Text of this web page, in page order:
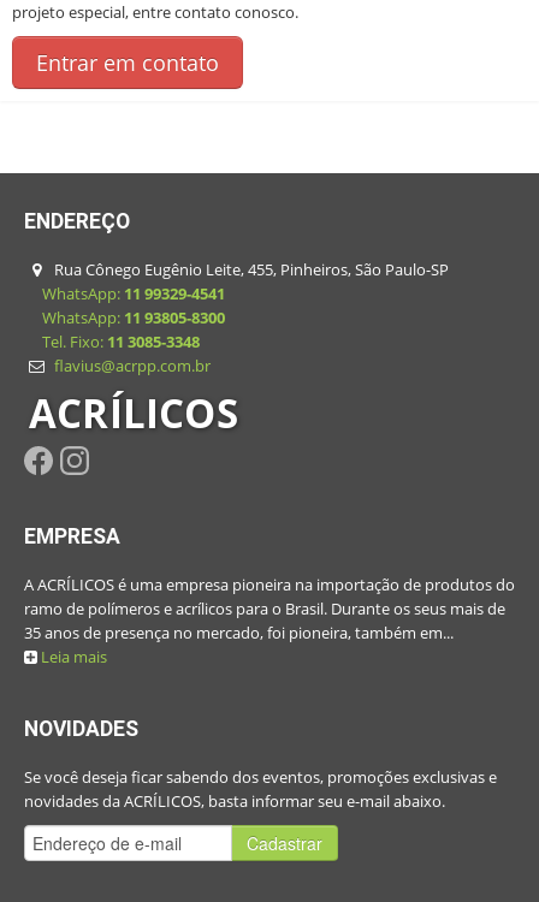
projeto especial, entre contato conosco.
Entrar em contato
ENDEREÇO
Rua Cônego Eugênio Leite, 455, Pinheiros, São Paulo-SP
WhatsApp: 11 99329-4541
WhatsApp: 11 93805-8300
Tel. Fixo: 11 3085-3348
flavius@acrpp.com.br
ACRÍLICOS
EMPRESA
A ACRÍLICOS é uma empresa pioneira na importação de produtos do
ramo de polímeros e acrílicos para o Brasil. Durante os seus mais de
35 anos de presença no mercado, foi pioneira, também em...
Leia mais
NOVIDADES
Se você deseja ficar sabendo dos eventos, promoções exclusivas e
novidades da ACRÍLICOS, basta informar seu e-mail abaixo.
Cadastrar